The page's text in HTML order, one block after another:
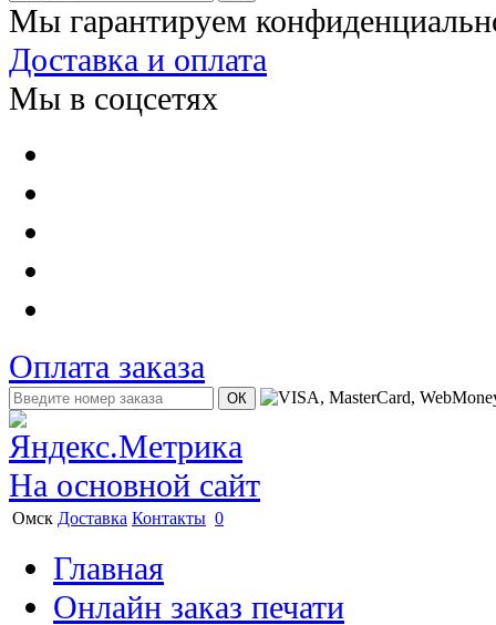
Мы гарантируем
Доставка и оплата
Мы в соцсетях
Оплата заказа
На основной сайт
Омск Доставка Контакты 0
Главная
Онлайн заказ печати